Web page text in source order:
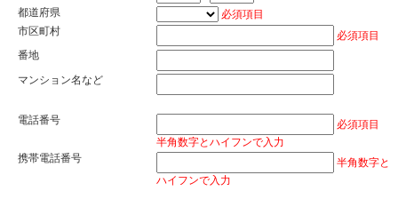
都道府県
必須項目
市区町村
必須項目
番地
マンション名など
電話番号
必須項目
半角数字とハイフンで入力
携帯電話番号
半角数字と
ハイフンで入力